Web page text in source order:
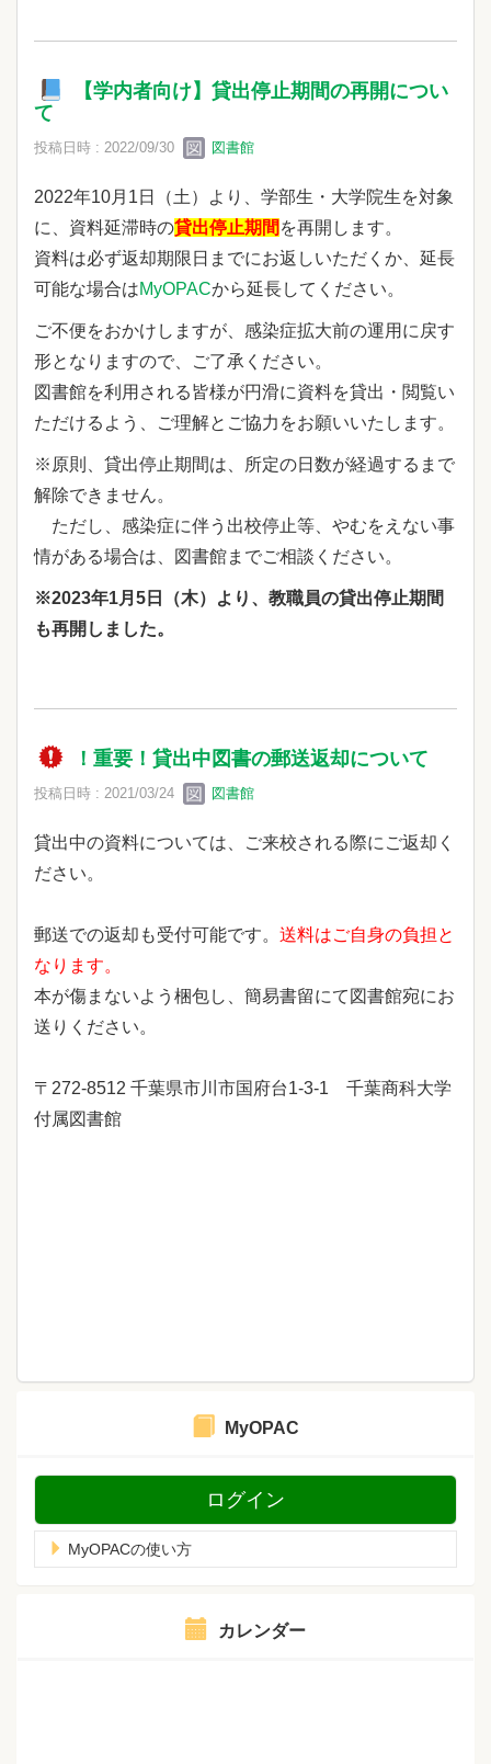
【学内者向け】貸出停止期間の再開につい
て
投稿日時 : 2022/09/30 図書館
2022年10月1日（土）より、学部生・大学院生を対象
に、 資料延滞時の貸出停止期間 を再開します。
資料は必ず返却期限日までにお返しいただくか、延長
可能な場合はMyOPACから延長してください。
ご不便をおかけしますが、感染症拡大前の運用に戻す
形となりますので、ご了承ください。
図書館を利用される皆様が円滑に資料を貸出・閲覧い
ただけるよう、ご理解とご協力をお願いいたします。
※原則、貸出停止期間は、所定の日数が経過するまで
解除できません。
ただし、感染症に伴う出校停止等、やむをえない事
情がある場合は、図書館までご相談ください。
※2023年1月5日（木）より、教職員の貸出停止期間
も再開しました。
！重要！貸出中図書の郵送返却について
投稿日時 : 2021/03/24 図書館
貸出中の資料については、ご来校される際にご返却く
ださい。
郵送での返却も受付可能です。 送料はご自身の負担と
なります。
本が傷まないよう梱包し、簡易書留にて図書館宛にお
送りください。
〒272-8512 千葉県市川市国府台1-3-1 千葉商科大学
付属図書館
MyOPAC
ログイン
MyOPACの使い方
カレンダー